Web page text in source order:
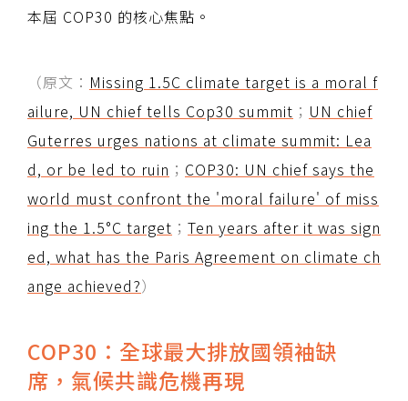
本屆 COP30 的核心焦點。
（原文： Missing 1.5C climate target is a moral f
ailure, UN chief tells Cop30 summit ； UN chief
Guterres urges nations at climate summit: Lea
d, or be led to ruin ； COP30: UN chief says the
world must confront the 'moral failure' of miss
ing the 1.5°C target ； Ten years after it was sign
ed, what has the Paris Agreement on climate ch
ange achieved?）
COP30：全球最大排放國領袖缺
席，氣候共識危機再現